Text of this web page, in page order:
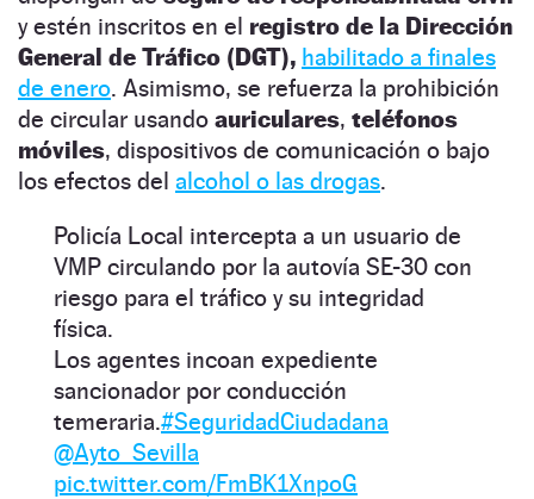
y estén inscritos en el registro de la Dirección
General de Tráfico (DGT), habilitado a finales
de enero. Asimismo, se refuerza la prohibición
de circular usando auriculares, teléfonos
móviles, dispositivos de comunicación o bajo
los efectos del alcohol o las drogas.
Policía Local intercepta a un usuario de
VMP circulando por la autovía SE-30 con
riesgo para el tráfico y su integridad
física.
Los agentes incoan expediente
sancionador por conducción
temeraria.#SeguridadCiudadana
@Ayto_Sevilla
pic.twitter.com/FmBK1XnpoG